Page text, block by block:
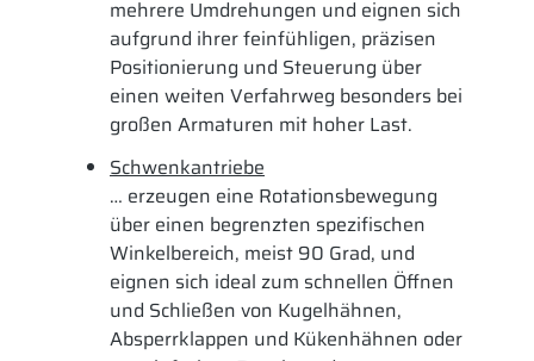
mehrere Umdrehungen und eignen sich
aufgrund ihrer feinfühligen, präzisen
Positionierung und Steuerung über
einen weiten Verfahrweg besonders bei
großen Armaturen mit hoher Last.
Schwenkantriebe
… erzeugen eine Rotationsbewegung
über einen begrenzten spezifischen
Winkelbereich, meist 90 Grad, und
eignen sich ideal zum schnellen Öffnen
und Schließen von Kugelhähnen,
Absperrklappen und Kükenhähnen oder